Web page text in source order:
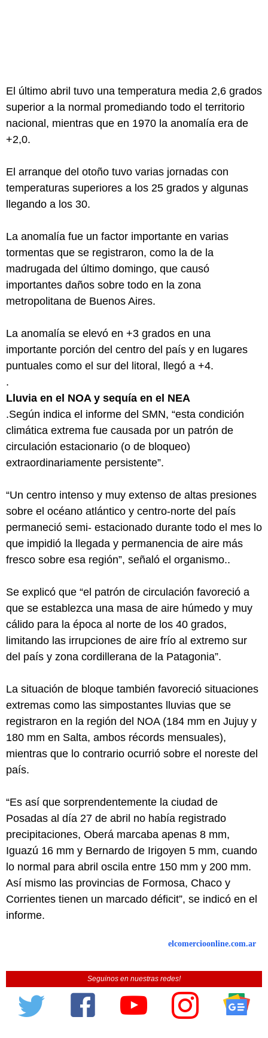
El último abril tuvo una temperatura media 2,6 grados
superior a la normal promediando todo el territorio
nacional, mientras que en 1970 la anomalía era de
+2,0.
El arranque del otoño tuvo varias jornadas con
temperaturas superiores a los 25 grados y algunas
llegando a los 30.
La anomalía fue un factor importante en varias
tormentas que se registraron, como la de la
madrugada del último domingo, que causó
importantes daños sobre todo en la zona
metropolitana de Buenos Aires.
La anomalía se elevó en +3 grados en una
importante porción del centro del país y en lugares
puntuales como el sur del litoral, llegó a +4.
.
Lluvia en el NOA y sequía en el NEA
.Según indica el informe del SMN, “esta condición
climática extrema fue causada por un patrón de
circulación estacionario (o de bloqueo)
extraordinariamente persistente”.
“Un centro intenso y muy extenso de altas presiones
sobre el océano atlántico y centro-norte del país
permaneció semi- estacionado durante todo el mes lo
que impidió la llegada y permanencia de aire más
fresco sobre esa región”, señaló el organismo..
Se explicó que “el patrón de circulación favoreció a
que se establezca una masa de aire húmedo y muy
cálido para la época al norte de los 40 grados,
limitando las irrupciones de aire frío al extremo sur
del país y zona cordillerana de la Patagonia”.
La situación de bloque también favoreció situaciones
extremas como las simpostantes lluvias que se
registraron en la región del NOA (184 mm en Jujuy y
180 mm en Salta, ambos récords mensuales),
mientras que lo contrario ocurrió sobre el noreste del
país.
“Es así que sorprendentemente la ciudad de
Posadas al día 27 de abril no había registrado
precipitaciones, Oberá marcaba apenas 8 mm,
Iguazú 16 mm y Bernardo de Irigoyen 5 mm, cuando
lo normal para abril oscila entre 150 mm y 200 mm.
Así mismo las provincias de Formosa, Chaco y
Corrientes tienen un marcado déficit”, se indicó en el
informe.
elcomercioonline.com.ar
Seguinos en nuestras redes!